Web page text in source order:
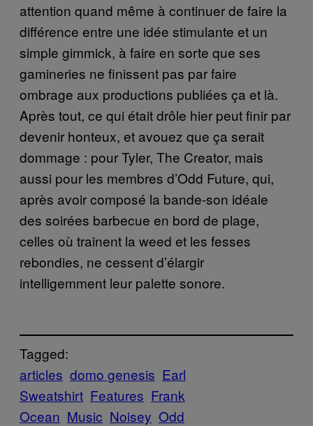
attention quand même à continuer de faire la
différence entre une idée stimulante et un
simple gimmick, à faire en sorte que ses
gamineries ne finissent pas par faire
ombrage aux productions publiées ça et là.
Après tout, ce qui était drôle hier peut finir par
devenir honteux, et avouez que ça serait
dommage : pour Tyler, The Creator, mais
aussi pour les membres d’Odd Future, qui,
après avoir composé la bande-son idéale
des soirées barbecue en bord de plage,
celles où trainent la weed et les fesses
rebondies, ne cessent d’élargir
intelligemment leur palette sonore.
Tagged:
articles domo genesis Earl
Sweatshirt Features Frank
Ocean Music Noisey Odd